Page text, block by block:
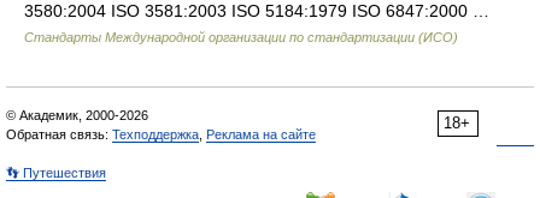
3580:2004 ISO 3581:2003 ISO 5184:1979 ISO 6847:2000 …
Стандарты Международной организации по стандартизации (ИСО)
18+
© Академик, 2000-2026
Обратная связь: Техподдержка Реклама на сайте
👣 Путешествия